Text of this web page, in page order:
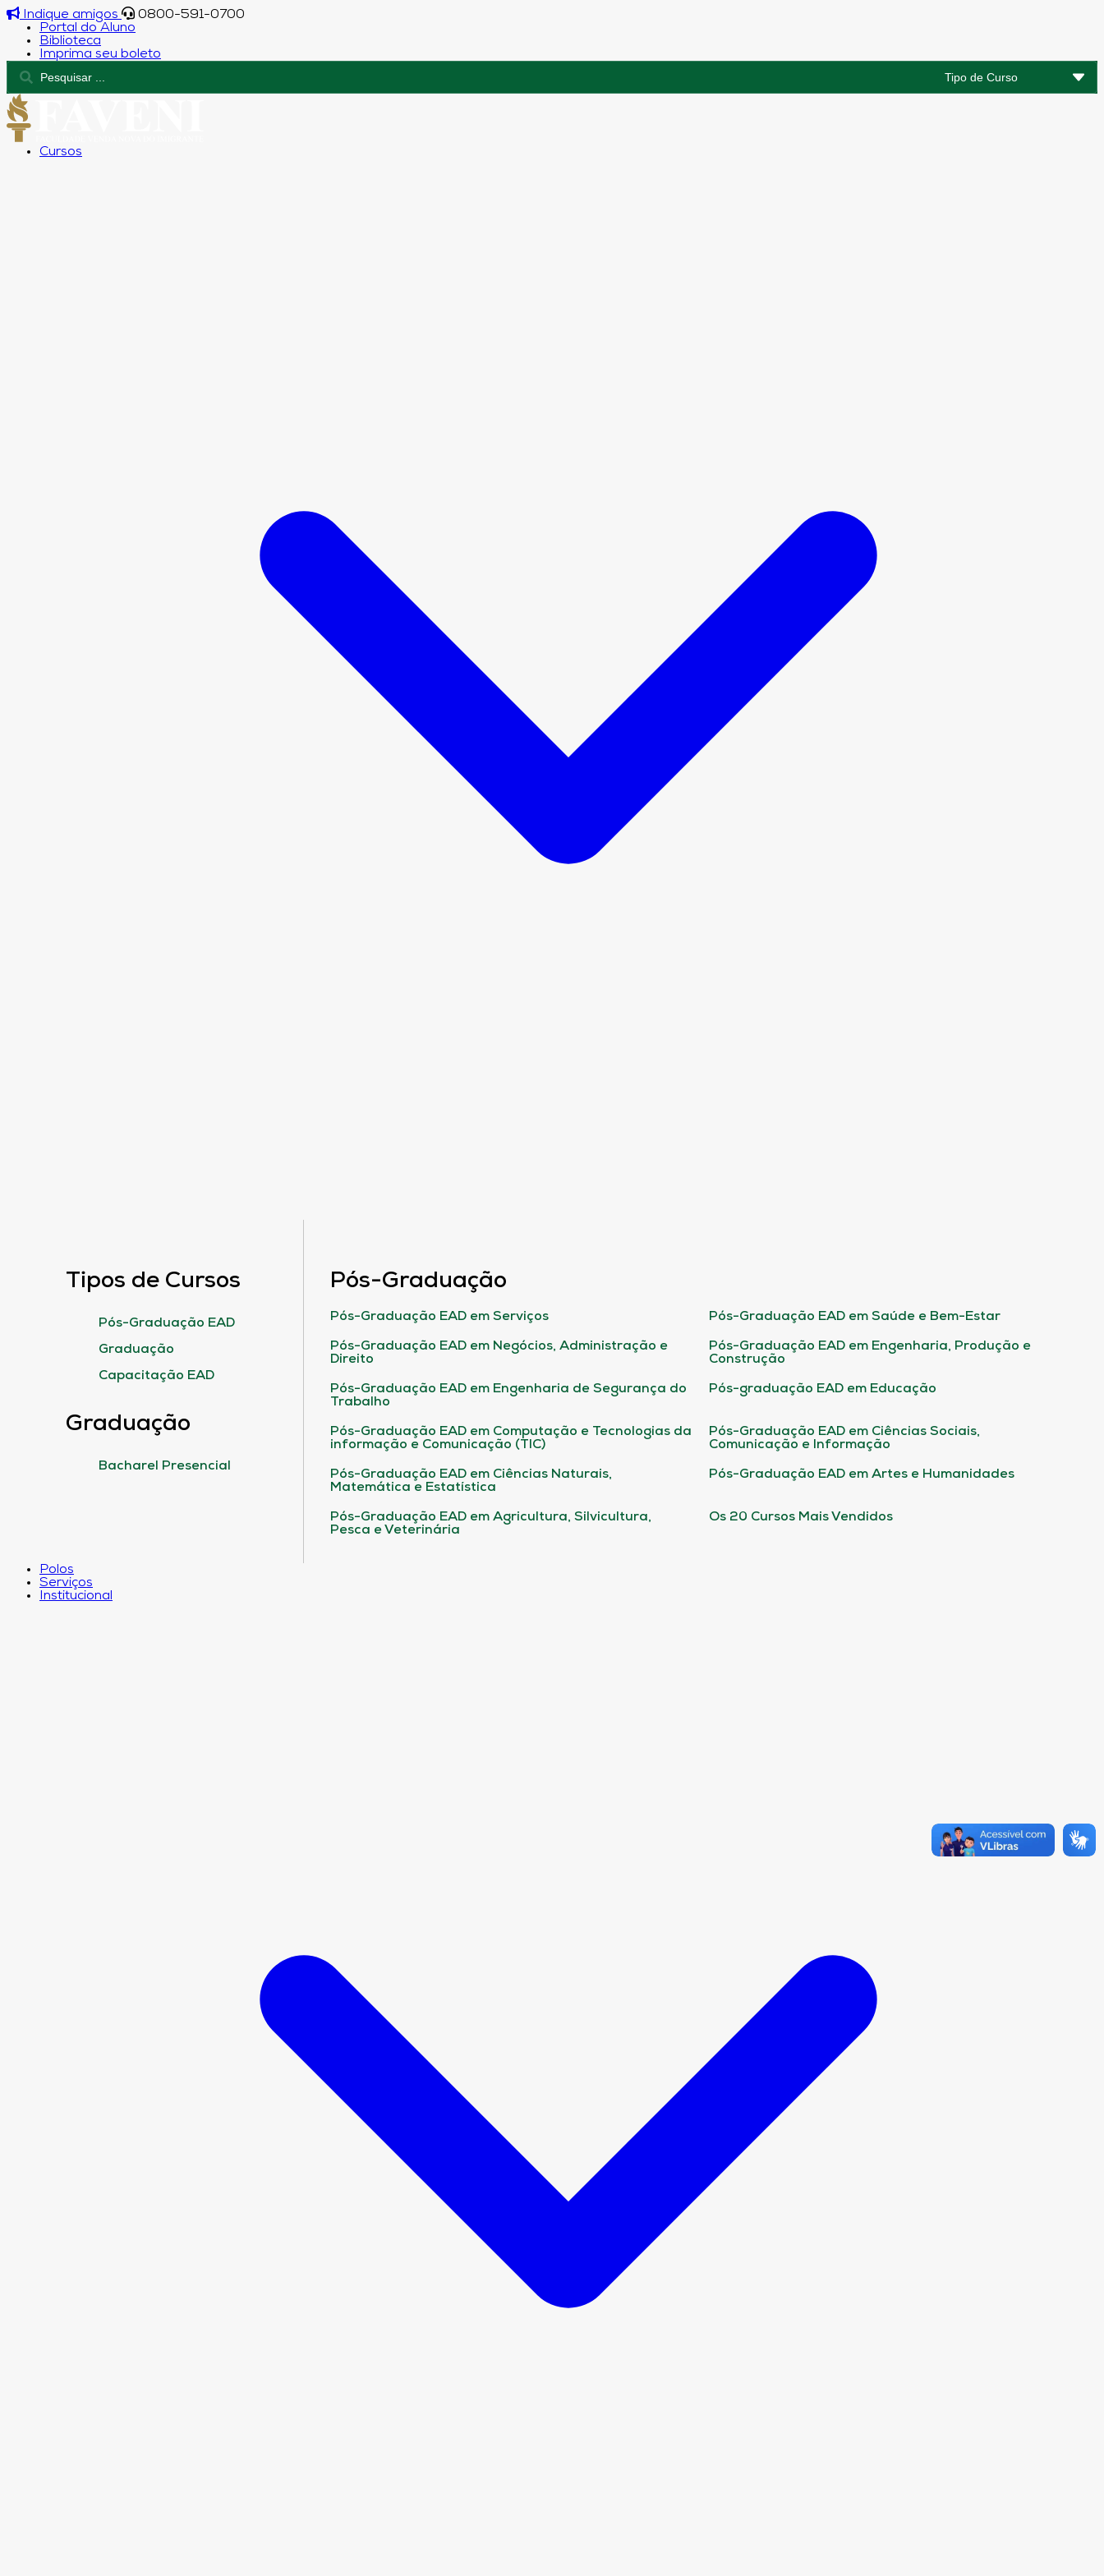
Indique amigos
0800-591-0700
Portal do Aluno
Biblioteca
Imprima seu boleto
Cursos
Tipos de Cursos
Pós-Graduação EAD
Graduação
Capacitação EAD
Graduação
Bacharel Presencial
Pós-Graduação
Pós-Graduação EAD em Serviços Pós-Graduação EAD em Saúde e Bem-Estar
Pós-Graduação EAD em Negócios, Administração e
Direito
Pós-Graduação EAD em Engenharia, Produção e
Construção
Pós-Graduação EAD em Engenharia de Segurança do
Trabalho
Pós-graduação EAD em Educação
Pós-Graduação EAD em Computação e Tecnologias da
informação e Comunicação (TIC)
Pós-Graduação EAD em Ciências Sociais,
Comunicação e Informação
Pós-Graduação EAD em Ciências Naturais,
Matemática e Estatística
Pós-Graduação EAD em Artes e Humanidades
Pós-Graduação EAD em Agricultura, Silvicultura,
Pesca e Veterinária
Os 20 Cursos Mais Vendidos
Polos
Serviços
Institucional